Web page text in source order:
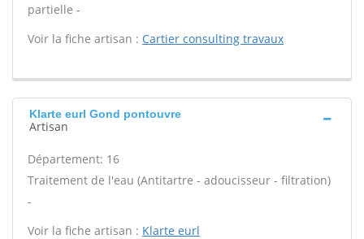
partielle -
Voir la fiche artisan : Cartier consulting travaux
Klarte eurl Gond pontouvre
Artisan
Département: 16
Traitement de l'eau (Antitartre - adoucisseur - filtration)
-
Voir la fiche artisan : Klarte eurl